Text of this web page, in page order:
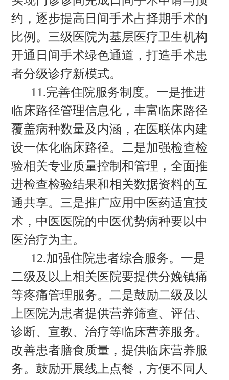
约，逐步提高日间手术占择期手术的
比例。三级医院为基层医疗卫生机构
开通日间手术绿色通道，打造手术患
者分级诊疗新模式。
11.完善住院服务制度。一是推进
临床路径管理信息化，丰富临床路径
覆盖病种数量及内涵，在医联体内建
设一体化临床路径。二是加强检查检
验相关专业质量控制和管理，全面推
进检查检验结果和相关数据资料的互
通共享。三是推广应用中医药适宜技
术，中医医院的中医优势病种要以中
医治疗为主。
12.加强住院患者综合服务。一是
二级及以上相关医院要提供分娩镇痛
等疼痛管理服务。二是鼓励二级及以
上医院为患者提供营养筛查、评估、
诊断、宣教、治疗等临床营养服务。
改善患者膳食质量，提供临床营养服
务。鼓励开展线上点餐，方便不同人